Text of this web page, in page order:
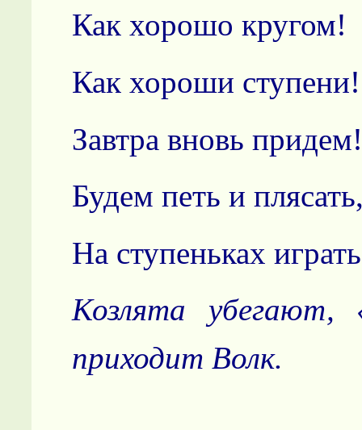
Как хорошо кругом!
Как хороши ступени!
Завтра вновь
Будем петь и
На ступеньках
Козлята убегают,
приходит Волк.